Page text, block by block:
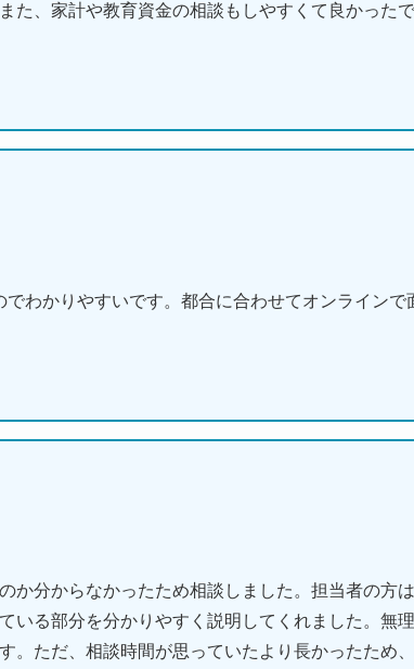
、家計や教育資金の相談もしやすくて良かったで
わかりやすいです。都合に合わせてオンラインで
か分からなかったため相談しました。担当者の方
いる部分を分かりやすく説明してくれました。無
。ただ、相談時間が思っていたより長かったため